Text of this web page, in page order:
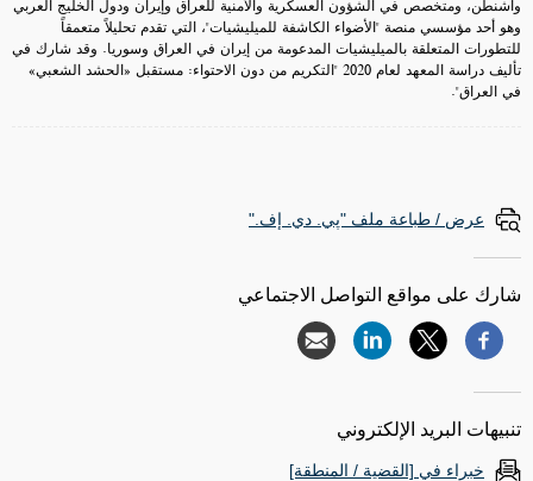
واشنطن، ومتخصص في الشؤون العسكرية والأمنية للعراق وإيران ودول الخليج العربي
وهو أحد مؤسسي منصة "الأضواء الكاشفة للميليشيات"، التي تقدم تحليلاً متعمقاً
للتطورات المتعلقة بالميليشيات المدعومة من إيران في العراق وسوريا. وقد شارك في
تأليف دراسة المعهد لعام 2020 "التكريم من دون الاحتواء: مستقبل «الحشد الشعبي»
في العراق".
عرض / طباعة ملف "پي. دي. إف."
شارك على مواقع التواصل الاجتماعي
تنبيهات البريد الإلكتروني
خبراء في [القضية / المنطقة]